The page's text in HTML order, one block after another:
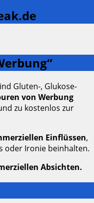
Gluten-, Glukose-
von Werbung
zu kostenlos zur
Einflüssen,
oder Ironie beinhalten.
Absichten.